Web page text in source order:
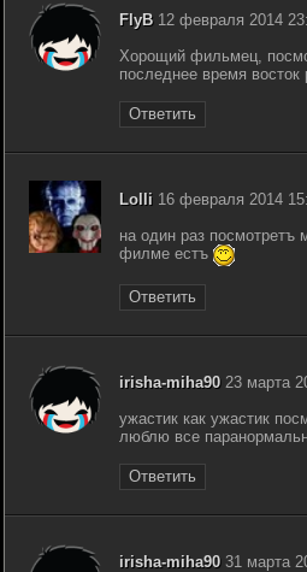
FlyB12 февраля 2014
Хорощий фильмец,
последнее время
Ответить
Lolli 16 февраля 2014
на один раз
филме естъ
Ответить
irisha-miha9023 марта
ужастик как ужастик
люблю все
Ответить
irisha-miha9031 марта